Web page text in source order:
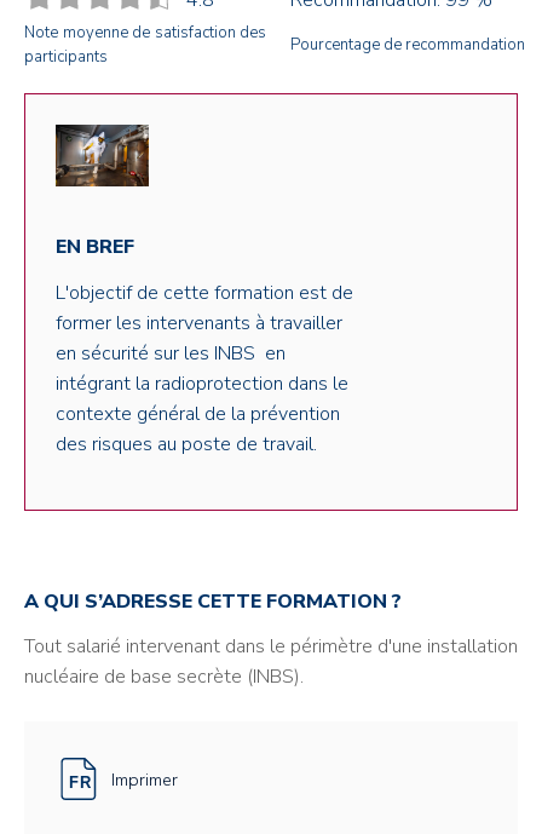
Note moyenne de satisfaction des
participants
Pourcentage de recommandation
EN BREF
L'objectif de cette formation est de
former les intervenants à travailler
en sécurité sur les INBS en
intégrant la radioprotection dans le
contexte général de la prévention
des risques au poste de travail.
A QUI S’ADRESSE CETTE FORMATION ?
Tout salarié intervenant dans le périmètre d'une installation
nucléaire de base secrète (INBS).
Imprimer